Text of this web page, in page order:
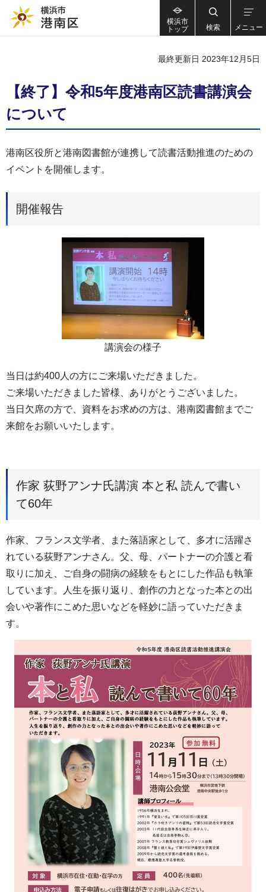
横浜市
トップ
検索 メニュー
最終更新日 2023年12月5日
【終了】令和5年度港南区読書講演会
について
港南区役所と港南図書館が連携して読書活動推進のための
イベントを開催します。
開催報告
講演会の様子
当日は約400人の方にご来場いただきました。
ご来場いただきました皆様、ありがとうございました。
当日欠席の方で、資料をお求めの方は、港南図書館までご
来館をお願いいたします。
作家 荻野アンナ氏講演 本と私 読んで書い
て60年
作家、フランス文学者、また落語家として、多才に活躍さ
れている荻野アンナさん。父、母、パートナーの介護と看
取りに加え、ご自身の闘病の経験をもとにした作品も執筆
しています。人生を振り返り、創作の力となった本との出
会いや著作にこめた思いなどを軽妙に語っていただきま
す。